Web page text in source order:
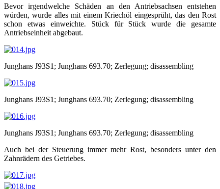
Bevor irgendwelche Schäden an den Antriebsachsen entstehen
würden, wurde alles mit einem Kriechöl eingesprüht, das den Rost
schon etwas einweichte. Stück für Stück wurde die gesamte
Antriebseinheit abgebaut.
Junghans J93S1; Junghans 693.70; Zerlegung; disassembling
Junghans J93S1; Junghans 693.70; Zerlegung; disassembling
Junghans J93S1; Junghans 693.70; Zerlegung; disassembling
Auch bei der Steuerung immer mehr Rost, besonders unter den
Zahnrädern des Getriebes.